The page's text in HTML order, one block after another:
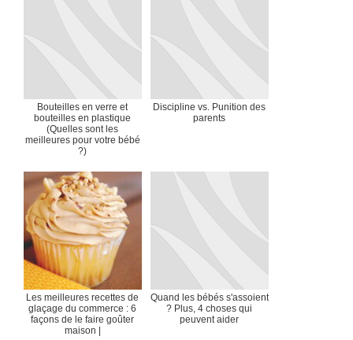
Bouteilles en verre et
bouteilles en plastique
(Quelles sont les
meilleures pour votre bébé
?)
Discipline vs. Punition des
parents
Les meilleures recettes de
glaçage du commerce : 6
façons de le faire goûter
maison |
Quand les bébés s'assoient
? Plus, 4 choses qui
peuvent aider